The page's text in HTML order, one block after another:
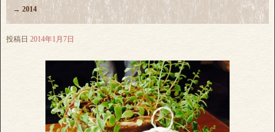
→ 2014
投稿日 2014年1月7日